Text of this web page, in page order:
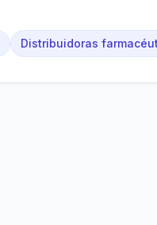
Distribuidoras